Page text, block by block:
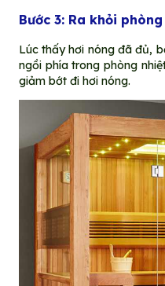
Bước 3: Ra khỏi
Lúc thấy hơi nóng đã đủ,
ngồi phía trong phòng
giảm bớt đi hơi nóng.